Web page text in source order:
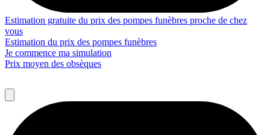
Estimation gratuite du prix des pompes funèbres proche de chez
vous
Estimation du prix des pompes funèbres
Je commence ma simulation
Prix moyen des obsèques